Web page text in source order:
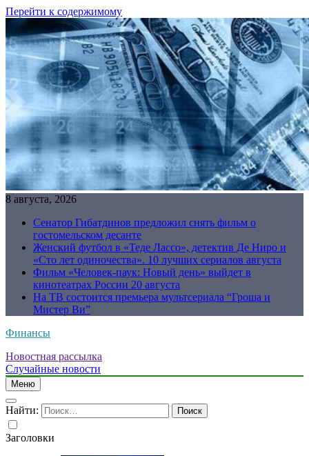
Перейти к содержимому
8 августа, 2026
Сенатор Гибатдинов предложил снять фильм о
гостомельском десанте
Женский футбол в «Теде Лассо», детектив Де Ниро и
«Сто лет одиночества». 10 лучших сериалов августа
Фильм «Человек-паук: Новый день» выйдет в
кинотеатрах России 20 августа
На ТВ состоится премьера мультсериала “Гроша и
Мистер Ви”
Финансы
Новостная рассылка
Случайные новости
Меню
Найти:
Заголовки